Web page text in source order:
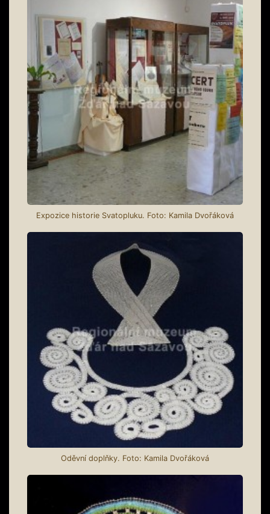
Expozice historie Svatopluku. Foto: Kamila Dvořáková
Oděvní doplňky. Foto: Kamila Dvořáková